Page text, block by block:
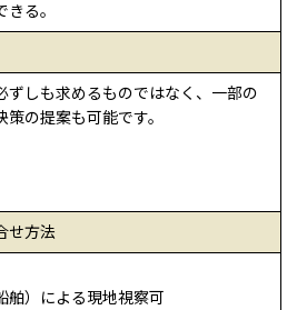
る。
ずしも求めるものではなく、一部の
の提案も可能です。
せ方法
舶）による現地視察可